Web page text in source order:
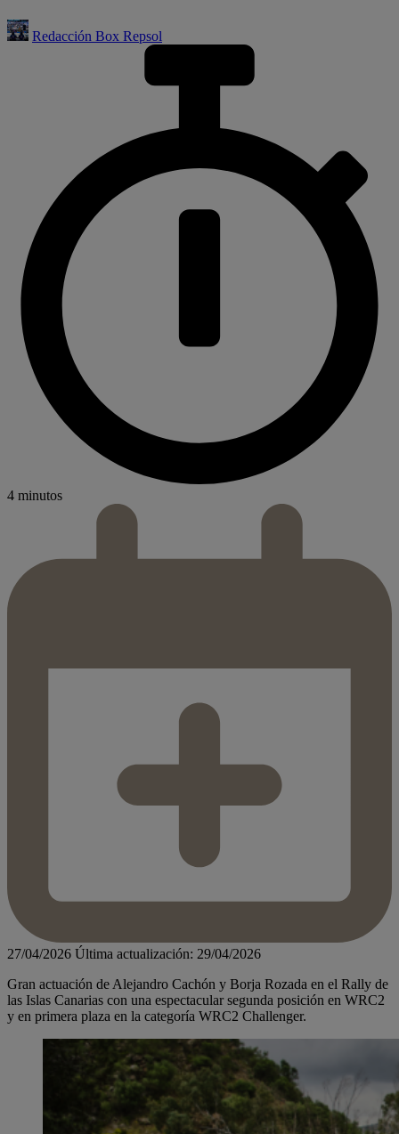
Redacción Box Repsol
4 minutos
27/04/2026 Última actualización: 29/04/2026
Gran actuación de Alejandro Cachón y Borja Rozada en el Rally de
las Islas Canarias con una espectacular segunda posición en WRC2
y en primera plaza en la categoría WRC2 Challenger.